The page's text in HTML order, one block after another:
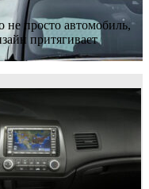
просто автомобиль,
притягивает